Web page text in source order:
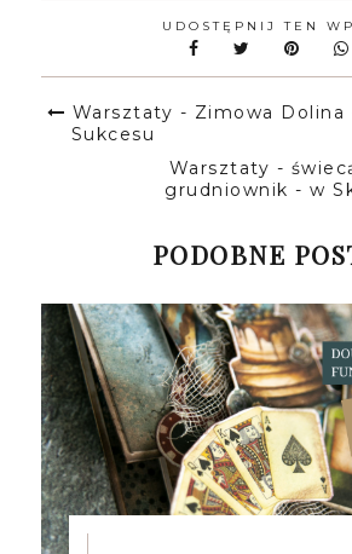
UDOSTĘPNIJ TEN
Warsztaty - Zimowa Dolina
Sukcesu
Warsztaty -
grudniownik - w
PODOBNE